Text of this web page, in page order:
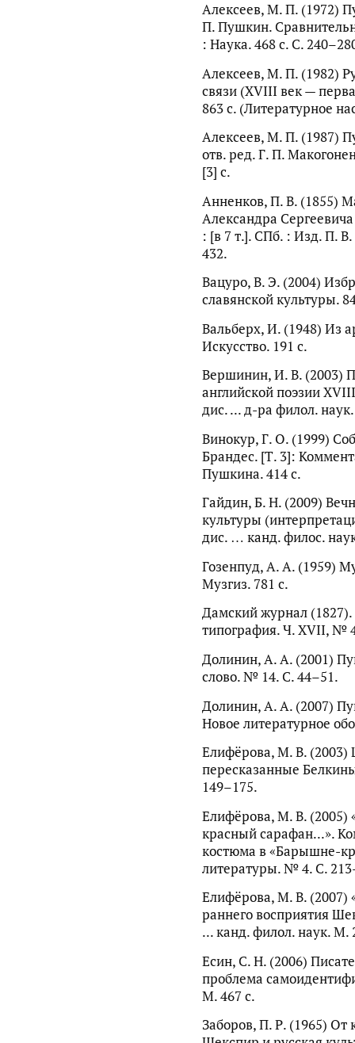
Алексеев, М. П. (1972)
П. Пушкин.
: Наука. 468 с. С.
Алексеев, М. П. (1982)
связи (XVIII век —
863 с. (Литературное
Алексеев, М. П. (1987)
отв. ред. Г. П.
[3] с.
Анненков, П. В. (1855)
Александра
: [в 7 т.]. СПб. : Изд. П.
432.
Вацуро, В. Э. (2004)
славянской культуры.
Вальберх, И. (1948) Из
Искусство. 191 с.
Вершинин, И. В. (2003)
английской поэзии
дис. ... д-ра филол.
Винокур, Г. О. (1999)
Брандес. [Т. 3]:
Пушкина. 414 с.
Гайдин, Б. Н. (2009)
культуры
дис. … канд. филос.
Гозенпуд, А. А. (1959)
Музгиз. 781 с.
Дамский журнал
типография. Ч. XVII, №
Долинин, А. А. (2001)
слово. № 14. С. 44–51.
Долинин, А. А. (2007)
Новое литературное
Елифёрова, М. В.
пересказанные
149–175.
Елифёрова, М. В.
красный сарафан...».
костюма в «Барышне-
литературы. № 4. С.
Елифёрова, М. В. (2007)
раннего восприятия
... канд. филол. наук. М.
Есин, С. Н. (2006)
проблема
М. 467 с.
Заборов, П. Р. (1965)